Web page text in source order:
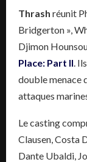
Thrash réunit
Bridgerton »,
Djimon
Place: Part II .
double menace
attaques
Le casting
Clausen, Costa
Dante Ubaldi,